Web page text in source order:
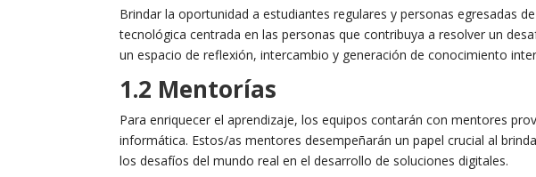
Brindar la oportunidad a estudiantes regulares y personas egresadas
tecnológica centrada en las personas que contribuya a resolver un
un espacio de reflexión, intercambio y generación de conocimiento
1.2 Mentorías
Para enriquecer el aprendizaje, los equipos contarán con mentores
informática. Estos/as mentores desempeñarán un papel crucial al
los desafíos del mundo real en el desarrollo de soluciones digitales.